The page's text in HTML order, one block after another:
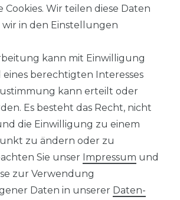
KATALOG
Wir teilen diese Daten
in den Einstellungen
kann mit Einwilligung
berechtigten Interesses
kann erteilt oder
Es besteht das Recht, nicht
die Einwilligung zu einem
zu ändern oder zu
Sie unser Impressum und
zur Verwendung
Daten in unserer Daten­